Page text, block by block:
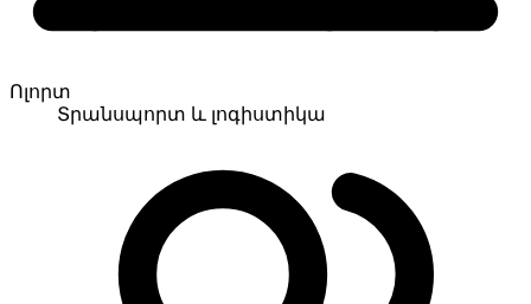
Ոլորտ
Տրանսպորտ և լոգիստիկա